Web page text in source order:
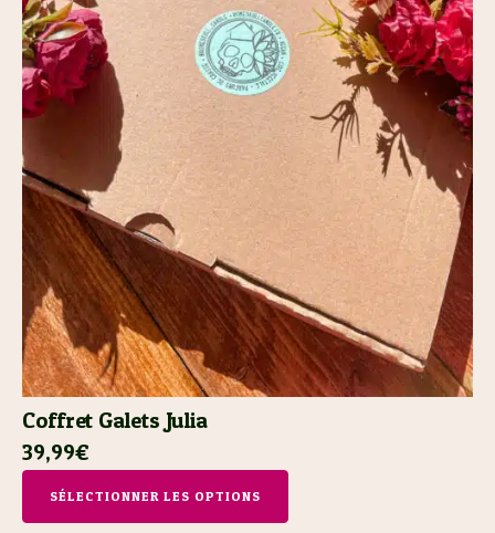
Coffret Galets Julia
39,99€
SÉLECTIONNER LES OPTIONS